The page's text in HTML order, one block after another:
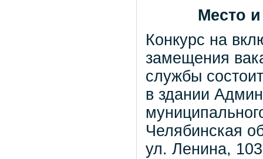
Место
Конкурс на
замещения
службы
в здании
Челябинская
ул. Ленина,